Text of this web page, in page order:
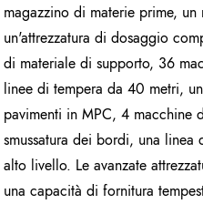
magazzino di materie prime,
un'attrezzatura di dosaggio
di materiale di supporto, 36
linee di tempera da 40 metri,
pavimenti in MPC, 4 macchine
smussatura dei bordi, una
alto livello. Le avanzate
una capacità di fornitura